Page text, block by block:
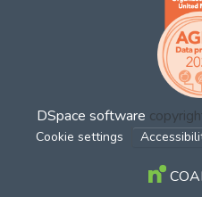
DSpace software
Cookie settings